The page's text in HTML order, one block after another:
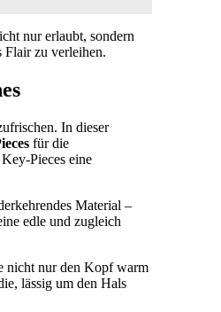
nur erlaubt, sondern
Flair zu verleihen.
In dieser
für die
Pieces eine
Material –
edle und zugleich
nicht nur den Kopf warm
lässig um den Hals